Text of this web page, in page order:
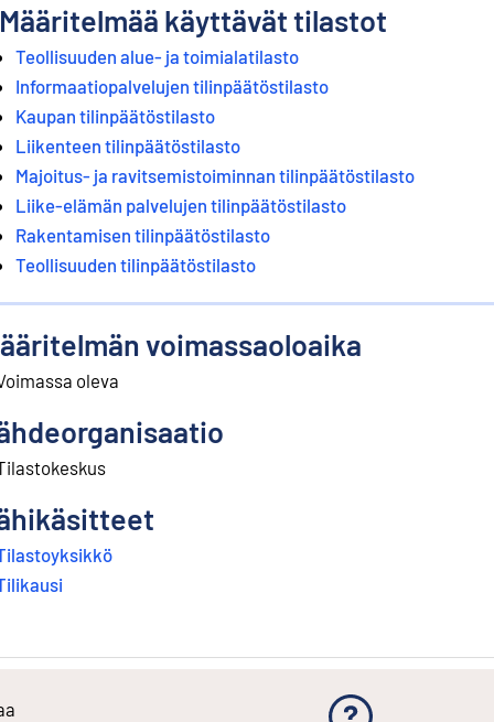
Määritelmää käyttävät tilastot
Teollisuuden alue- ja toimialatilasto
Informaatiopalvelujen tilinpäätöstilasto
Kaupan tilinpäätöstilasto
Liikenteen tilinpäätöstilasto
Majoitus- ja ravitsemistoiminnan tilinpäätöstilasto
Liike-elämän palvelujen tilinpäätöstilasto
Rakentamisen tilinpäätöstilasto
Teollisuuden tilinpäätöstilasto
voimassaoloaika
oleva